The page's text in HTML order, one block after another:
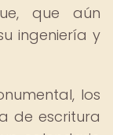
que aún
ingeniería y
los
de escritura